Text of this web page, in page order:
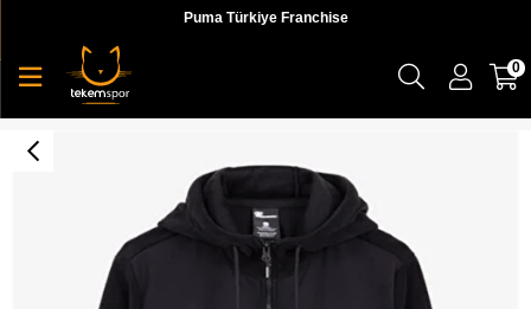
Puma Türkiye Franchise
0